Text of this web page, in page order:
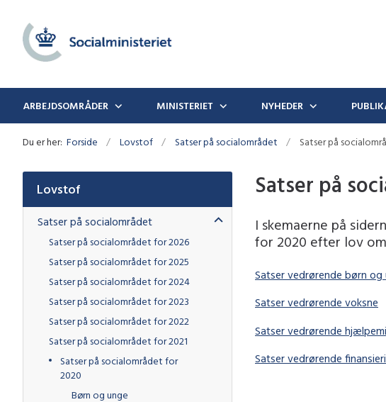
ARBEJDSOMRÅDER MINISTERIET NYHEDER
Du er her: Forside Lovstof Satser på socialområdet Satser på
Lovstof
Satser på socialområdet
Satser på socialområdet for 2026
Satser på socialområdet for 2025
Satser på socialområdet for 2024
Satser på socialområdet for 2023
Satser på socialområdet for 2022
Satser på socialområdet for 2021
Satser på socialområdet for
2020
Børn og unge
Satser på
I skemaerne på
for 2020 efter lov
Satser vedrørende børn og
Satser vedrørende voksne
Satser vedrørende
Satser vedrørende